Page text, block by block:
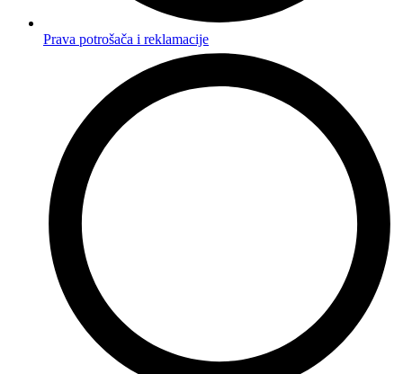
Prava potrošača i reklamacije